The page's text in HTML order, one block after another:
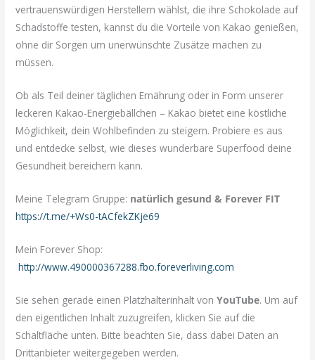
vertrauenswürdigen Herstellern wählst, die ihre Schokolade auf
Schadstoffe testen, kannst du die Vorteile von Kakao genießen,
ohne dir Sorgen um unerwünschte Zusätze machen zu
müssen.
Ob als Teil deiner täglichen Ernährung oder in Form unserer
leckeren Kakao-Energiebällchen – Kakao bietet eine köstliche
Möglichkeit, dein Wohlbefinden zu steigern. Probiere es aus
und entdecke selbst, wie dieses wunderbare Superfood deine
Gesundheit bereichern kann.
Meine Telegram Gruppe: natürlich gesund & Forever FIT
https://t.me/+Ws0-tACfekZKje69
Mein Forever Shop:
http://www.490000367288.fbo.foreverliving.com
Sie sehen gerade einen Platzhalterinhalt vonYouTube. Um auf
den eigentlichen Inhalt zuzugreifen, klicken Sie auf die
Schaltfläche unten. Bitte beachten Sie, dass dabei Daten an
Drittanbieter weitergegeben werden.